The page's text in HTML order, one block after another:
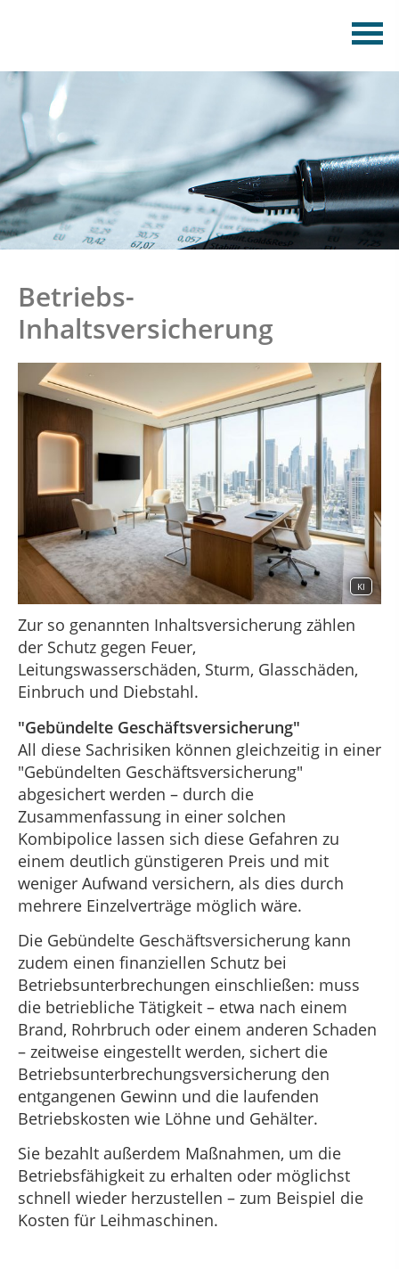
Betriebs-
Inhaltsversicherung
KI
Zur so genannten Inhaltsversicherung zählen
der Schutz gegen Feuer,
Leitungswasserschäden, Sturm, Glasschäden,
Einbruch und Diebstahl.
"Gebündelte Geschäftsversicherung"
All diese Sachrisiken können gleichzeitig in einer
"Gebündelten Geschäftsversicherung"
abgesichert werden – durch die
Zusammenfassung in einer solchen
Kombipolice lassen sich diese Gefahren zu
einem deutlich günstigeren Preis und mit
weniger Aufwand versichern, als dies durch
mehrere Einzelverträge möglich wäre.
Die Gebündelte Geschäftsversicherung kann
zudem einen finanziellen Schutz bei
Betriebsunterbrechungen einschließen: muss
die betriebliche Tätigkeit – etwa nach einem
Brand, Rohrbruch oder einem anderen Schaden
– zeitweise eingestellt werden, sichert die
Betriebsunterbrechungsversicherung den
entgangenen Gewinn und die laufenden
Betriebskosten wie Löhne und Gehälter.
Sie bezahlt außerdem Maßnahmen, um die
Betriebsfähigkeit zu erhalten oder möglichst
schnell wieder herzustellen – zum Beispiel die
Kosten für Leihmaschinen.